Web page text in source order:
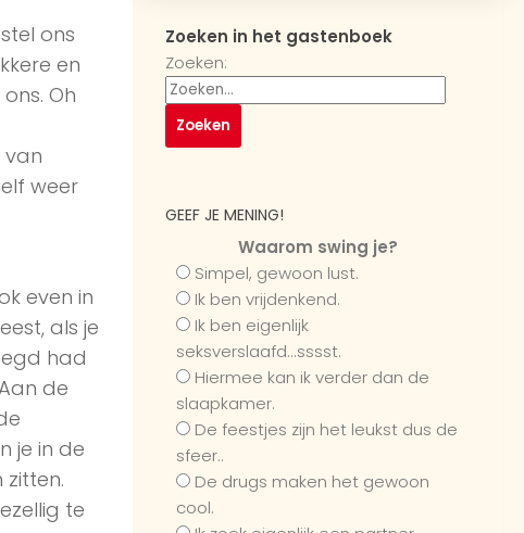
ons
en
Oh
van
weer
even in
als je
had
de
je in de
zitten.
te
Zoeken in het gastenboek
Zoeken:
GEEF JE MENING!
Waarom swing je?
Simpel, gewoon lust.
Ik ben vrijdenkend.
Ik ben eigenlijk
seksverslaafd...sssst.
Hiermee kan ik verder dan de
slaapkamer.
De feestjes zijn het leukst dus de
sfeer..
De drugs maken het gewoon
cool.